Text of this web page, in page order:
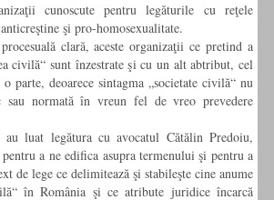
cunoscute pentru legăturile cu reţele
şi pro-homosexualitate.
clară, aceste organizaţii ce pretind a
civilă“ sunt înzestrate şi cu un alt abtribut, cel
parte, deoarece sintagma „societate civilă“ nu
sau normată în vreun fel de vreo prevedere
luat legătura cu avocatul Cătălin Predoiu,
a ne edifica asupra termenului şi pentru a
de lege ce delimitează şi stabileşte cine anume
în România şi ce atribute juridice încarcă